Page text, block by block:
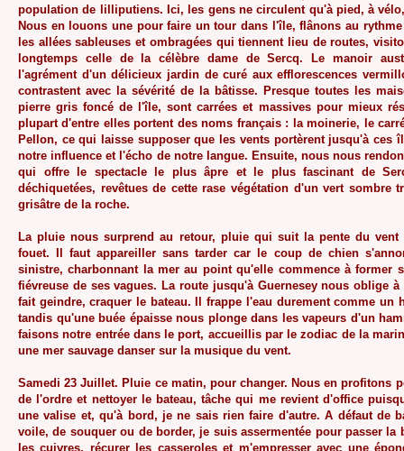
population de lilliputiens. Ici, les gens ne circulent qu'à pied, à
Nous en louons une pour faire un tour dans l'île, flânons au
les allées sableuses et ombragées qui tiennent lieu de routes,
longtemps celle de la célèbre dame de Sercq. Le manoir
l'agrément d'un délicieux jardin de curé aux efflorescences
contrastent avec la sévérité de la bâtisse. Presque toutes les
pierre gris foncé de l'île, sont carrées et massives pour mieux
plupart d'entre elles portent des noms français : la moinerie, le
Pellon, ce qui laisse supposer que les vents portèrent jusqu'à ces
notre influence et l'écho de notre langue. Ensuite, nous nous
qui offre le spectacle le plus âpre et le plus fascinant de
déchiquetées, revêtues de cette rase végétation d'un vert sombre
grisâtre de la roche.
La pluie nous surprend au retour, pluie qui suit la pente du
fouet. Il faut appareiller sans tarder car le coup de chien
sinistre, charbonnant la mer au point qu'elle commence à former
fiévreuse de ses vagues. La route jusqu'à Guernesey nous oblige
fait geindre, craquer le bateau. Il frappe l'eau durement comme un
tandis qu'une buée épaisse nous plonge dans les vapeurs d'un
faisons notre entrée dans le port, accueillis par le zodiac de la
une mer sauvage danser sur la musique du vent.
Samedi 23 Juillet. Pluie ce matin, pour changer. Nous en profitons
de l'ordre et nettoyer le bateau, tâche qui me revient d'office
une valise et, qu'à bord, je ne sais rien faire d'autre. A défaut de
voile, de souquer ou de border, je suis assermentée pour passer la
les cuivres, récurer les casseroles et m'empresser avec une